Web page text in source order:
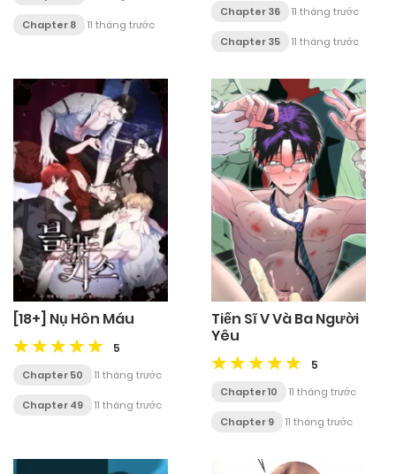
Chapter 8 11 tháng trước
Chapter 36 11 tháng trước
Chapter 35 11 tháng trước
[18+] Nụ Hôn Máu
5
Chapter 50 11 tháng trước
Chapter 49 11 tháng trước
Tiến Sĩ V Và Ba Người
Yêu
5
Chapter 10 11 tháng trước
Chapter 9 11 tháng trước